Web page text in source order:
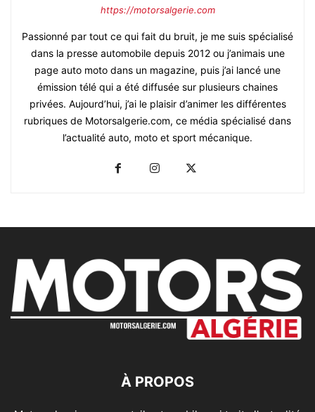
https://motorsalgerie.com
Passionné par tout ce qui fait du bruit, je me suis spécialisé
dans la presse automobile depuis 2012 ou j’animais une
page auto moto dans un magazine, puis j’ai lancé une
émission télé qui a été diffusée sur plusieurs chaines
privées. Aujourd’hui, j’ai le plaisir d’animer les différentes
rubriques de Motorsalgerie.com, ce média spécialisé dans
l’actualité auto, moto et sport mécanique.
À PROPOS